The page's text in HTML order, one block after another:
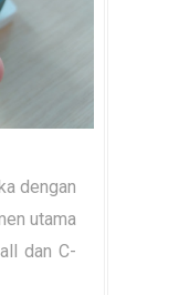
dengan
utama
dan C-